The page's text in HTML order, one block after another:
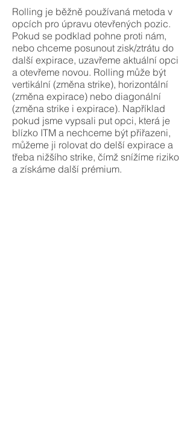
Rolling je běžně používaná metoda v
opcích pro úpravu otevřených pozic.
Pokud se podklad pohne proti nám,
nebo chceme posunout zisk/ztrátu do
další expirace, uzavřeme aktuální opci
a otevřeme novou. Rolling může být
vertikální (změna strike), horizontální
(změna expirace) nebo diagonální
(změna strike i expirace). Například
pokud jsme vypsali put opci, která je
blízko ITM a nechceme být přiřazeni,
můžeme ji rolovat do delší expirace a
třeba nižšího strike, čímž snížíme riziko
a získáme další prémium.